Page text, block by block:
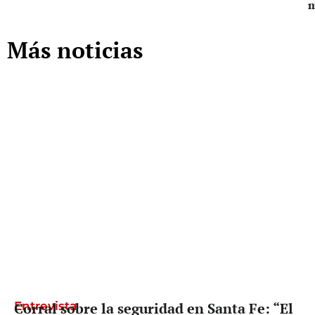
Más noticias
Entrevista
Corral sobre la seguridad en Santa Fe: “El